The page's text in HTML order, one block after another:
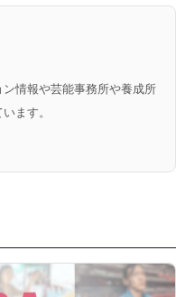
情報や芸能事務所や養成所
ます。